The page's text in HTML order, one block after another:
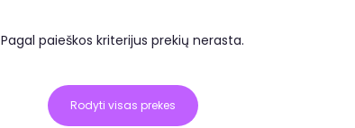
Pagal paieškos kriterijus prekių nerasta.
Rodyti visas prekes